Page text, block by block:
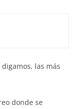
las más
donde se